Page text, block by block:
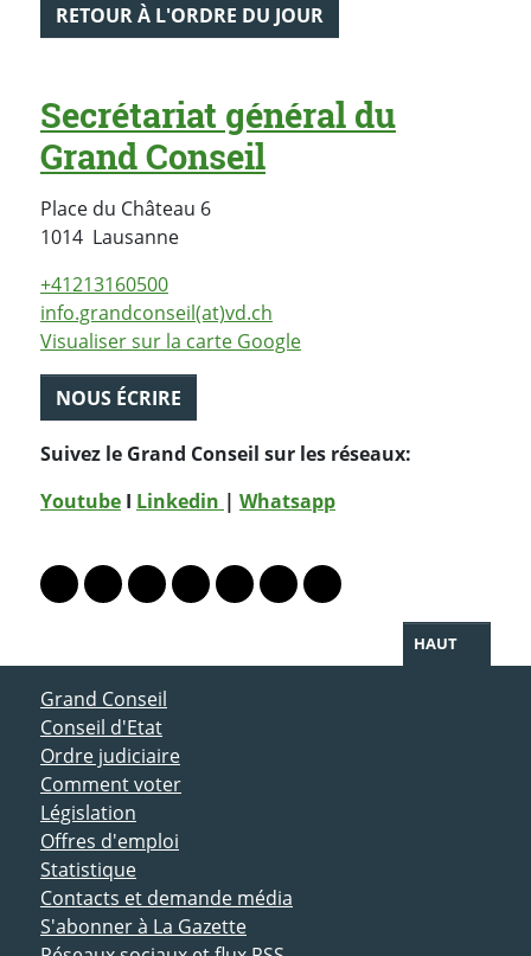
RETOUR À L'ORDRE DU JOUR
Secrétariat général du
Grand Conseil
Place du Château 6
1014 LausanneSuisse
+41213160500
info.grandconseil(at)vd.ch
Visualiser sur la carte Google
NOUS ÉCRIRE
Suivez le Grand Conseil sur les réseaux:
Youtube I Linkedin | Whatsapp
Lien vers le profil Mastodon
Lien vers le profil Bluesky
Lien vers le profil Instagram
Lien vers le profil Linkedin
Lien vers le profil Facebook
Lien vers le profil Twitter
Partager par WhatsApp
HAUT
ACCÈS DIRECT
Grand Conseil
Conseil d'Etat
Ordre judiciaire
Comment voter
Législation
Offres d'emploi
Statistique
Contacts et demande média
S'abonner à La Gazette